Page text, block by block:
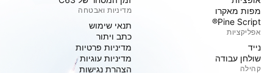
מפות מאקרו
Pine Script®
אפליקציות
נייד
שולחן עבודה
קהילה
מדיניות ואבטחה
תנאי שימוש
כתב ויתור
מדיניות פרטיות
מדיניות עוגיות
הצהרת נגישות